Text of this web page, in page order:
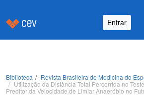
Entrar
Biblioteca
Revista Brasileira de Medicina do
Utilização da Distância Total Percorrida no
Preditor da Velocidade de Limiar Anaeróbio no